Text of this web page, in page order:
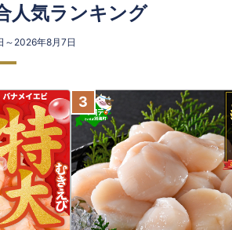
人気ランキング
～2026年8月7日